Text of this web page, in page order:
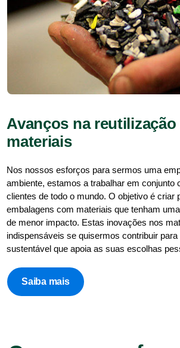
Avanços na reutilização
materiais
Nos nossos esforços para sermos uma
ambiente, estamos a trabalhar em conjunto
clientes de todo o mundo. O objetivo é criar
embalagens com materiais que tenham
de menor impacto. Estas inovações nos
indispensáveis se quisermos contribuir
sustentável que apoia as suas escolhas
Saiba mais